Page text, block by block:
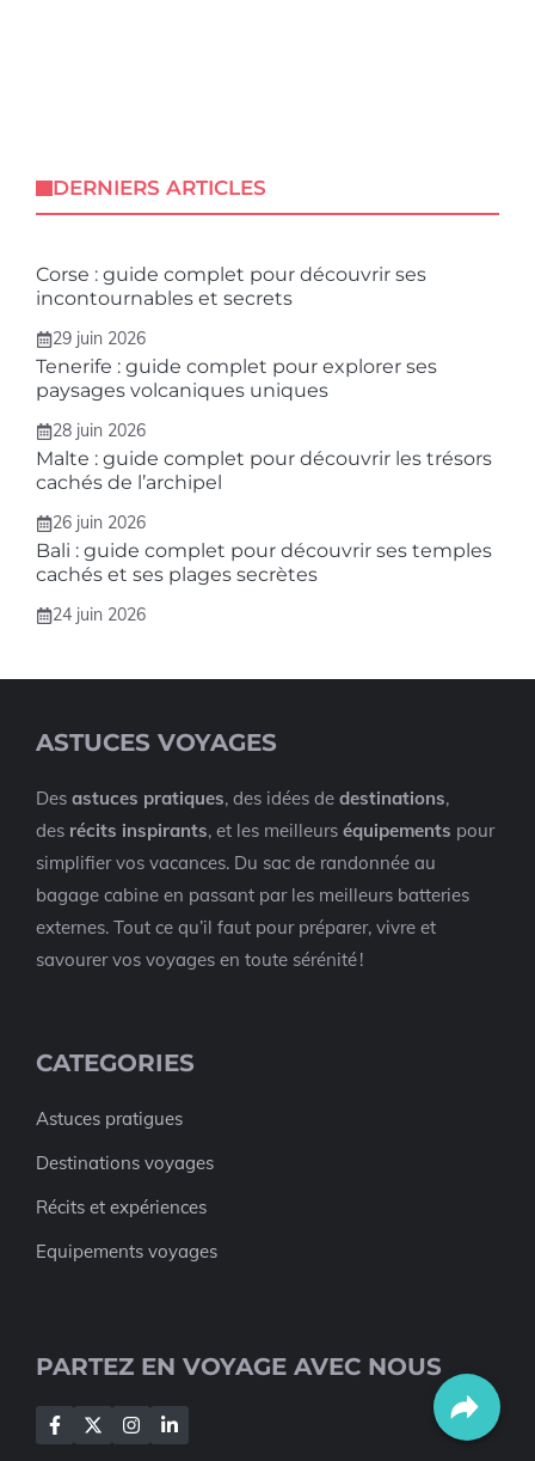
DERNIERS ARTICLES
Corse : guide complet pour découvrir ses
incontournables et secrets
29 juin 2026
Tenerife : guide complet pour explorer ses
paysages volcaniques uniques
28 juin 2026
Malte : guide complet pour découvrir les trésors
cachés de l’archipel
26 juin 2026
Bali : guide complet pour découvrir ses temples
cachés et ses plages secrètes
24 juin 2026
ASTUCES VOYAGES
Des astuces pratiques, des idées de destinations,
des récits inspirants, et les meilleurs équipements pour
simplifier vos vacances. Du sac de randonnée au
bagage cabine en passant par les meilleurs batteries
externes. Tout ce qu’il faut pour préparer, vivre et
savourer vos voyages en toute sérénité !
CATEGORIES
Astuces pratigues
Destinations voyages
Récits et expériences
Equipements voyages
PARTEZ EN VOYAGE AVEC NOUS